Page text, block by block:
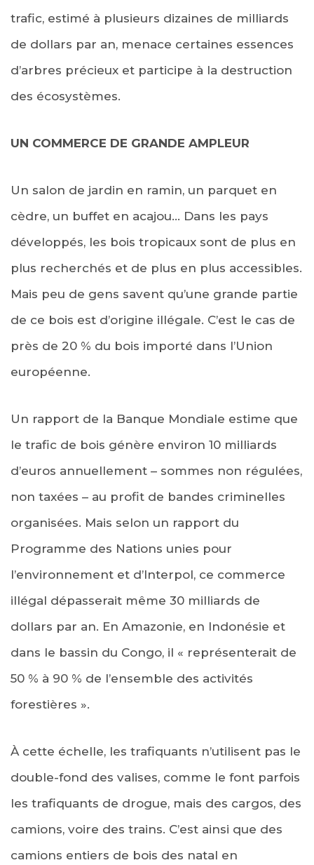
trafic, estimé à plusieurs dizaines de milliards
de dollars par an, menace certaines essences
d’arbres précieux et participe à la destruction
des écosystèmes.
UN COMMERCE DE GRANDE AMPLEUR
Un salon de jardin en ramin, un parquet en
cèdre, un buffet en acajou… Dans les pays
développés, les bois tropicaux sont de plus en
plus recherchés et de plus en plus accessibles.
Mais peu de gens savent qu’une grande partie
de ce bois est d’origine illégale. C’est le cas de
près de 20 % du bois importé dans l’Union
européenne.
Un rapport de la Banque Mondiale estime que
le trafic de bois génère environ 10 milliards
d’euros annuellement – sommes non régulées,
non taxées – au profit de bandes criminelles
organisées. Mais selon un rapport du
Programme des Nations unies pour
l’environnement et d’Interpol, ce commerce
illégal dépasserait même 30 milliards de
dollars par an. En Amazonie, en Indonésie et
dans le bassin du Congo, il « représenterait de
50 % à 90 % de l’ensemble des activités
forestières ».
À cette échelle, les trafiquants n’utilisent pas le
double-fond des valises, comme le font parfois
les trafiquants de drogue, mais des cargos, des
camions, voire des trains. C’est ainsi que des
camions entiers de bois des natal en